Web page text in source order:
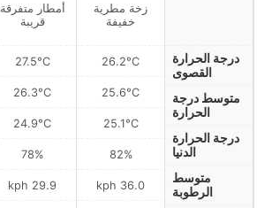
درجة الحرارة
القصوى
متوسط درجة
الحرارة
درجة الحرارة
الدنيا
متوسط
الرطوبة
زخة مطرية
خفيفة
26.2°C
25.6°C
25.1°C
82%
36.0 kph
أمطار متفرقة
قريبة
27.5°C
26.3°C
24.9°C
78%
29.9 kph